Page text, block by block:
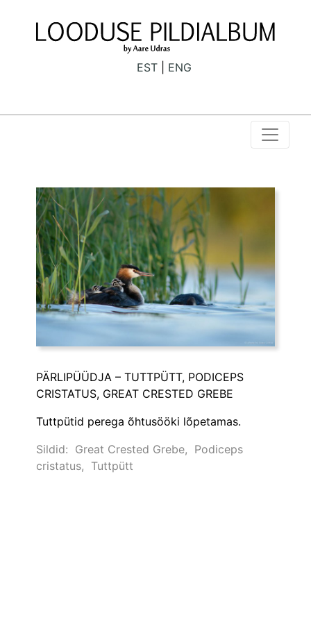
EST ENG
PÄRLIPÜÜDJA – TUTTPÜTT, PODICEPS
CRISTATUS, GREAT CRESTED GREBE
Tuttpütid perega õhtusööki lõpetamas.
Sildid: Great Crested Grebe, Podiceps
cristatus, Tuttpütt